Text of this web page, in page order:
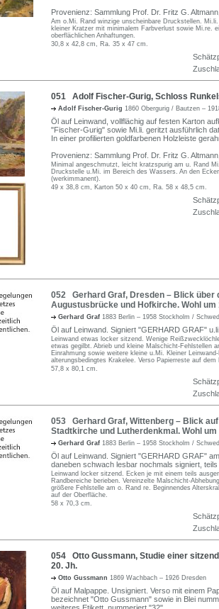
Provenienz: Sammlung Prof. Dr. Fritz G.
Am o.Mi. Rand winzige unscheinbare Druckstellen.
kleiner Kratzer mit minimalem Farbverlust sowie Mi.re.
oberflächlichen Anhaftungen.
30,8 x 42,8 cm, Ra. 35 x 47 cm.
051 Adolf Fischer-Gurig, Schloss
Adolf Fischer-Gurig 1860 Obergurig / Bautzen –
Öl auf Leinwand, vollflächig auf festen Karton
"Fischer-Gurig" sowie Mi.li. geritzt ausführlich
In einer profilierten goldfarbenen Holzleiste
Provenienz: Sammlung Prof. Dr. Fritz G.
Minimal angeschmutzt, leicht kratzspurig am u. Rand
Druckstelle u.Mi. im Bereich des Wassers. An den
(werkimmanent).
49 x 38,8 cm, Karton 50 x 40 cm, Ra. 58 x 48,5 cm.
052 Gerhard Graf, Dresden – Blick über
Augustusbrücke und Hofkirche. Wohl um
Gerhard Graf 1883 Berlin – 1958 Stockholm /
Öl auf Leinwand. Signiert "GERHARD GRAF" u.li.
Leinwand etwas locker sitzend. Wenige
etwas gegilbt. Abrieb und kleine Malschicht-Fehlstellen
Einrahmung sowie weitere kleine u.Mi. Kleiner
alterungsbedingtes Krakelee. Verso Papierreste auf dem
57,8 x 80,1 cm.
053 Gerhard Graf, Wittenberg – Blick
Stadtkirche und Lutherdenkmal. Wohl um
Gerhard Graf 1883 Berlin – 1958 Stockholm /
Öl auf Leinwand. Signiert "GERHARD GRAF"
daneben schwach lesbar nochmals signiert, teils
Leinwand locker sitzend. Ecken je mit einem teils
Randbereiche berieben. Vereinzelte Malschicht-
größere Fehlstelle am o. Rand re. Beginnendes
auf der Oberfläche.
58 x 70,3 cm.
054 Otto Gussmann, Studie einer
20. Jh.
Otto Gussmann 1869 Wachbach – 1926 Dresden
Öl auf Malpappe. Unsigniert. Verso mit einem
bezeichnet "Otto Gussmann" sowie in Blei